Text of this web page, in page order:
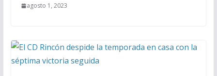
agosto 1, 2023